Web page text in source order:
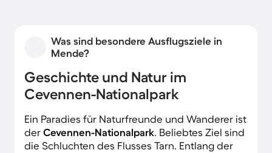
Was sind besondere Ausflugsziele in
Mende?
Geschichte und Natur im
Cevennen-Nationalpark
Ein Paradies für Naturfreunde und Wanderer ist
der Cevennen-Nationalpark. Beliebtes Ziel sind
die Schluchten des Flusses Tarn. Entlang der